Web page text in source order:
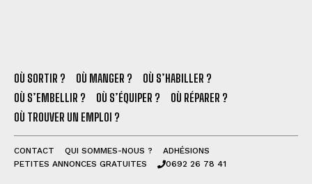
OÙ SORTIR ? OÙ MANGER ?
OÙ S’HABILLER ?
OÙ S’EMBELLIR ?
OÙ S’ÉQUIPER ?
OÙ RÉPARER ?
OÙ TROUVER UN EMPLOI ?
CONTACT QUI SOMMES-NOUS ?
ADHÉSIONS
PETITES ANNONCES GRATUITES
0692 26 78 41